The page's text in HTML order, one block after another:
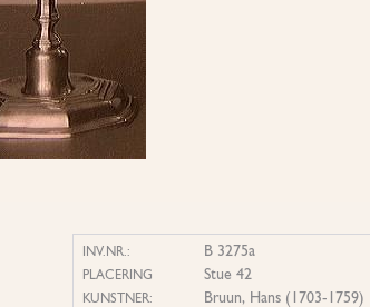
INV.NR.: B 3275a
PLACERING Stue 42
KUNSTNER:
Bruun, Hans (1703-1759)